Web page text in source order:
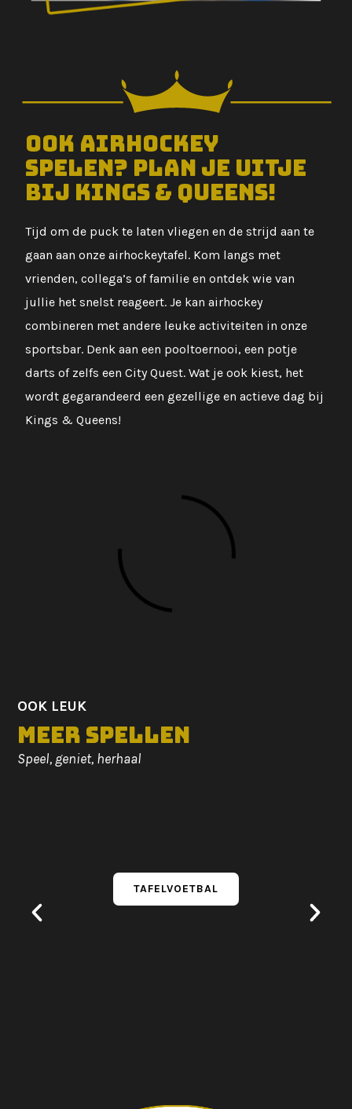
Ook airhockey
spelen? Plan je uitje
bij Kings & Queens!
Tijd om de puck te laten vliegen en de strijd aan te
gaan aan onze airhockeytafel. Kom langs met
vrienden, collega’s of familie en ontdek wie van
jullie het snelst reageert. Je kan airhockey
combineren met andere leuke activiteiten in onze
sportsbar. Denk aan een pooltoernooi, een potje
darts of zelfs een City Quest. Wat je ook kiest, het
wordt gegarandeerd een gezellige en actieve dag bij
Kings & Queens!
OOK LEUK
Meer spellen
Speel, geniet, herhaal
TAFELVOETBAL